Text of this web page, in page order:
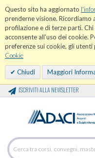
Questo sito ha aggiornato
prenderne visione. Ricordiamo
profilazione e di terze parti.
acconsente all'uso dei cookie.
preferenze sui cookie, gli
Cookie
Chiudi Maggiori
ISCRIVITI ALLA NEWSLETTER